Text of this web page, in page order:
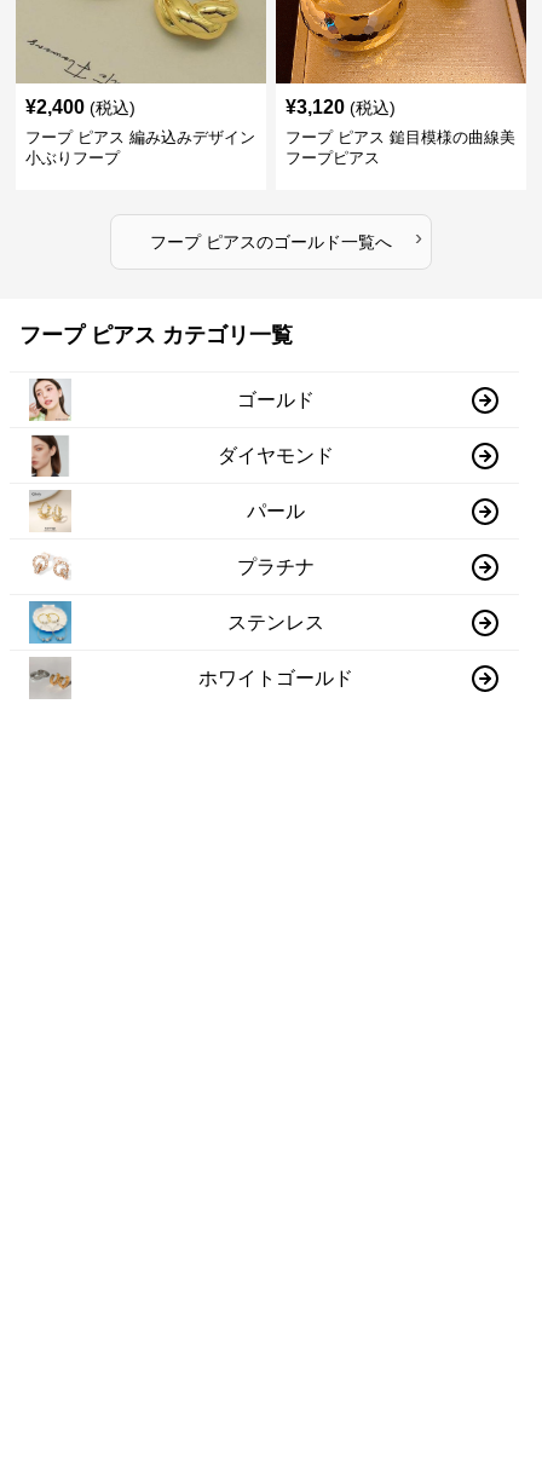
¥2,400 (税込)
フープ ピアス 編み込みデザイン
小ぶりフープ
¥3,120 (税込)
フープ ピアス 鎚目模様の曲線美
フープピアス
フープ ピアスのゴールド一覧へ ›
フープ ピアス カテゴリ一覧
ゴールド
ダイヤモンド
パール
プラチナ
ステンレス
ホワイトゴールド